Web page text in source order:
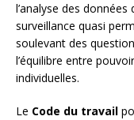
l’analyse des
surveillance quasi
soulevant des
l’équilibre entre
individuelles.
Le Code du travail